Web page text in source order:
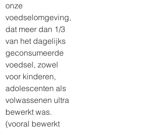
onze
voedselomgeving,
dat meer dan 1/3
van het dagelijks
geconsumeerde
voedsel, zowel
voor kinderen,
adolescenten als
volwassenen ultra
bewerkt was.
(vooral bewerkt